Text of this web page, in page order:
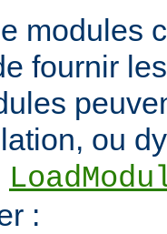
modules
fournir
ou
: